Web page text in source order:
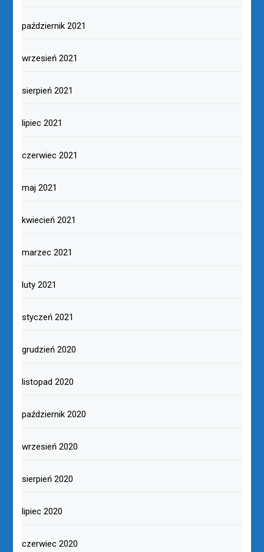
październik 2021
wrzesień 2021
sierpień 2021
lipiec 2021
czerwiec 2021
maj 2021
kwiecień 2021
marzec 2021
luty 2021
styczeń 2021
grudzień 2020
listopad 2020
październik 2020
wrzesień 2020
sierpień 2020
lipiec 2020
czerwiec 2020